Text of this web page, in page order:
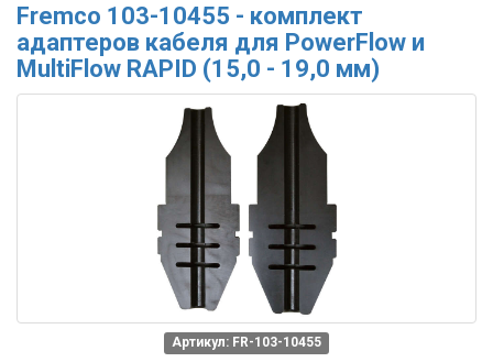
Fremco 103-10455 - комплект
адаптеров кабеля для PowerFlow и
MultiFlow RAPID (15,0 - 19,0 мм)
Артикул: FR-103-10455